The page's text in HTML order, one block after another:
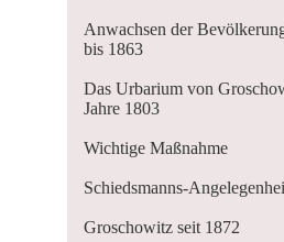
Anwachsen der
bis 1863
Das Urbarium von
Jahre 1803
Wichtige Maßnahme
Schiedsmanns-
Groschowitz seit 1872